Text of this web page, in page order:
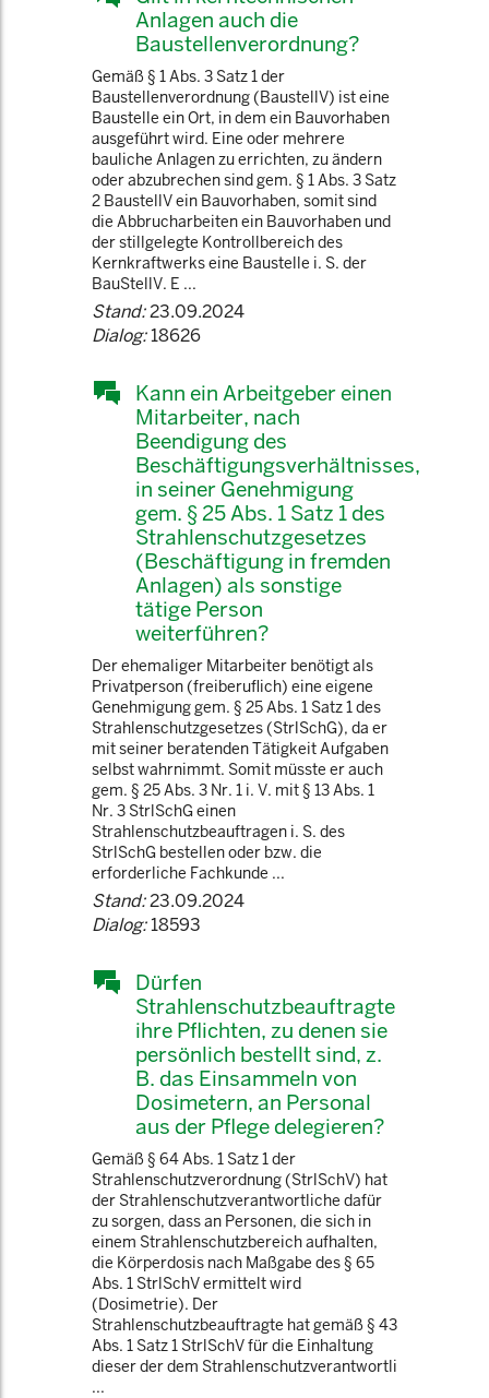
Anlagen auch die
Baustellenverordnung?
Gemäß § 1 Abs. 3 Satz 1 der
Baustellenverordnung (BaustellV) ist eine
Baustelle ein Ort, in dem ein Bauvorhaben
ausgeführt wird. Eine oder mehrere
bauliche Anlagen zu errichten, zu ändern
oder abzubrechen sind gem. § 1 Abs. 3 Satz
2 BaustellV ein Bauvorhaben, somit sind
die Abbrucharbeiten ein Bauvorhaben und
der stillgelegte Kontrollbereich des
Kernkraftwerks eine Baustelle i. S. der
BauStellV. E ...
Stand:23.09.2024
Dialog:18626
Kann ein Arbeitgeber einen
Mitarbeiter, nach
Beendigung des
Beschäftigungsverhältnisses,
in seiner Genehmigung
gem. § 25 Abs. 1 Satz 1 des
Strahlenschutzgesetzes
(Beschäftigung in fremden
Anlagen) als sonstige
tätige Person
weiterführen?
Der ehemaliger Mitarbeiter benötigt als
Privatperson (freiberuflich) eine eigene
Genehmigung gem. § 25 Abs. 1 Satz 1 des
Strahlenschutzgesetzes (StrlSchG), da er
mit seiner beratenden Tätigkeit Aufgaben
selbst wahrnimmt. Somit müsste er auch
gem. § 25 Abs. 3 Nr. 1 i. V. mit § 13 Abs. 1
Nr. 3 StrlSchG einen
Strahlenschutzbeauftragen i. S. des
StrlSchG bestellen oder bzw. die
erforderliche Fachkunde ...
Stand:23.09.2024
Dialog:18593
Dürfen
Strahlenschutzbeauftragte
ihre Pflichten, zu denen sie
persönlich bestellt sind, z.
B. das Einsammeln von
Dosimetern, an Personal
aus der Pflege delegieren?
Gemäß § 64 Abs. 1 Satz 1 der
Strahlenschutzverordnung (StrlSchV) hat
der Strahlenschutzverantwortliche dafür
zu sorgen, dass an Personen, die sich in
einem Strahlenschutzbereich aufhalten,
die Körperdosis nach Maßgabe des § 65
Abs. 1 StrlSchV ermittelt wird
(Dosimetrie). Der
Strahlenschutzbeauftragte hat gemäß § 43
Abs. 1 Satz 1 StrlSchV für die Einhaltung
dieser der dem Strahlenschutzverantwortli
...